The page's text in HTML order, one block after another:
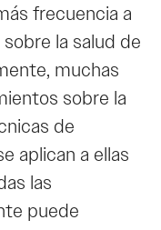
frecuencia a
la salud de
muchas
sobre la
de
aplican a ellas
las
puede